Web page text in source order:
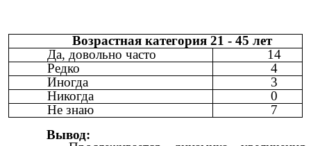
Возрастная категория 21 - 45 лет
Да, довольно часто
14
Редко
4
Иногда
3
Никогда
0
Не знаю
7
Вывод: